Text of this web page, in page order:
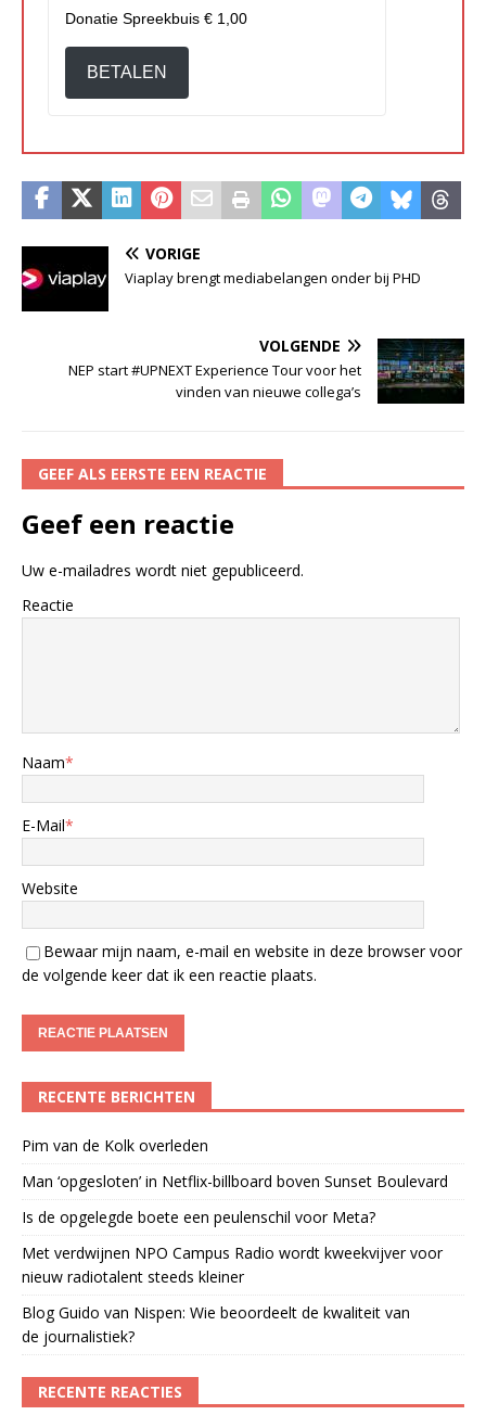
Donatie Spreekbuis € 1,00
BETALEN
VORIGE
Viaplay brengt mediabelangen onder bij PHD
VOLGENDE
NEP start #UPNEXT Experience Tour voor het
vinden van nieuwe collega’s
GEEF ALS EERSTE EEN REACTIE
Geef een reactie
Uw e-mailadres wordt niet gepubliceerd.
Reactie
Naam*
E-Mail*
Website
Bewaar mijn naam, e-mail en website in deze browser voor
de volgende keer dat ik een reactie plaats.
RECENTE BERICHTEN
Pim van de Kolk overleden
Man ‘opgesloten’ in Netflix-billboard boven Sunset Boulevard
Is de opgelegde boete een peulenschil voor Meta?
Met verdwijnen NPO Campus Radio wordt kweekvijver voor
nieuw radiotalent steeds kleiner
Blog Guido van Nispen: Wie beoordeelt de kwaliteit van
de journalistiek?
RECENTE REACTIES